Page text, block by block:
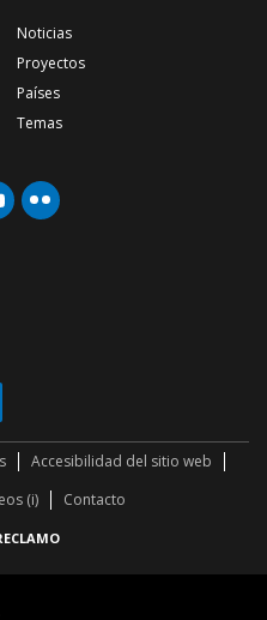
Noticias
Proyectos
Países
Temas
Accesibilidad del sitio web
(i) Contacto